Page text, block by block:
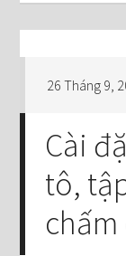
26 Tháng 9,
Cài
tô,